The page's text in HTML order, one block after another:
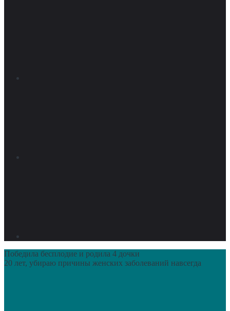
Победила бесплодие и родила 4 дочки
20 лет, убираю причины женских заболеваний навсегда